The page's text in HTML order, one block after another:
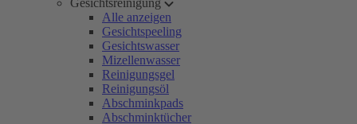
Gesichtsreinigung
Alle anzeigen
Gesichtspeeling
Gesichtswasser
Mizellenwasser
Reinigungsgel
Reinigungsöl
Abschminkpads
Abschminktücher